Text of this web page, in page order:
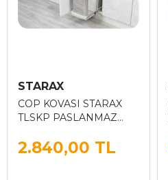
STARAX
COP KOVASI STARAX
TLSKP PASLANMAZ
2.840,00 TL